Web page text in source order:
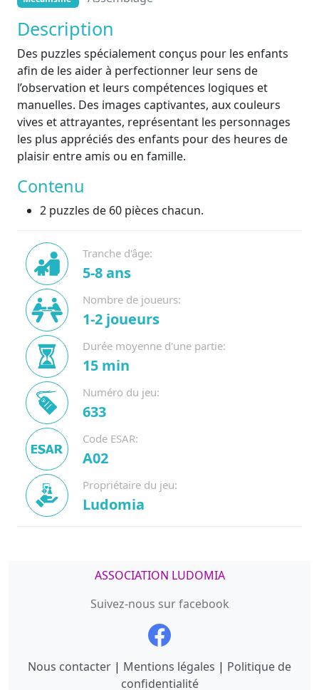
Description
Des puzzles spécialement conçus pour les enfants
afin de les aider à perfectionner leur sens de
l’observation et leurs compétences logiques et
manuelles. Des images captivantes, aux couleurs
vives et attrayantes, représentant les personnages
les plus appréciés des enfants pour des heures de
plaisir entre amis ou en famille.
Contenu
2 puzzles de 60 pièces chacun.
Tranche d'âge:
5-8 ans
Nombre de joueurs:
1-2 joueurs
Durée moyenne d'une partie:
15 min
Numéro du jeu:
633
Code ESAR:
A02
Propriétaire du jeu:
Ludomia
ASSOCIATION LUDOMIA
Suivez-nous sur facebook
Nous contacter | Mentions légales | Politique de
confidentialité